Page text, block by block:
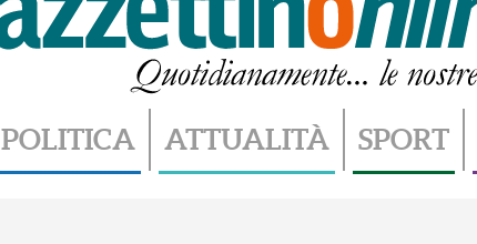
POLITICA ATTUALITÀ SPORT